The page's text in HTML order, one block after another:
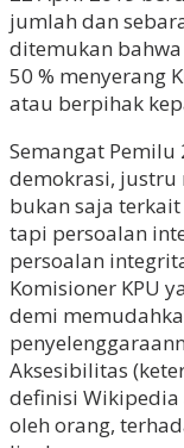
jumlah dan
ditemukan
50 % menyerang
atau berpihak
Semangat
demokrasi, justru
bukan saja
tapi persoalan
persoalan
Komisioner KPU
demi
Aksesibilitas
definisi
oleh orang,